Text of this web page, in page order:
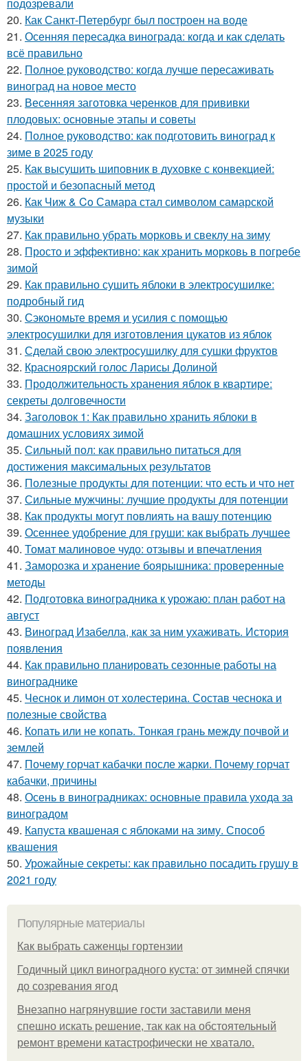
подозревали
20. Как Санкт-Петербург был построен на воде
21. Осенняя пересадка винограда: когда и как сделать
всё правильно
22. Полное руководство: когда лучше пересаживать
виноград на новое место
23. Весенняя заготовка черенков для прививки
плодовых: основные этапы и советы
24. Полное руководство: как подготовить виноград к
зиме в 2025 году
25. Как высушить шиповник в духовке с конвекцией:
простой и безопасный метод
26. Как Чиж & Co Самара стал символом самарской
музыки
27. Как правильно убрать морковь и свеклу на зиму
28. Просто и эффективно: как хранить морковь в погребе
зимой
29. Как правильно сушить яблоки в электросушилке:
подробный гид
30. Сэкономьте время и усилия с помощью
электросушилки для изготовления цукатов из яблок
31. Сделай свою электросушилку для сушки фруктов
32. Красноярский голос Ларисы Долиной
33. Продолжительность хранения яблок в квартире:
секреты долговечности
34. Заголовок 1: Как правильно хранить яблоки в
домашних условиях зимой
35. Сильный пол: как правильно питаться для
достижения максимальных результатов
36. Полезные продукты для потенции: что есть и что нет
37. Сильные мужчины: лучшие продукты для потенции
38. Как продукты могут повлиять на вашу потенцию
39. Осеннее удобрение для груши: как выбрать лучшее
40. Томат малиновое чудо: отзывы и впечатления
41. Заморозка и хранение боярышника: проверенные
методы
42. Подготовка виноградника к урожаю: план работ на
август
43. Виноград Изабелла, как за ним ухаживать. История
появления
44. Как правильно планировать сезонные работы на
винограднике
45. Чеснок и лимон от холестерина. Состав чеснока и
полезные свойства
46. Копать или не копать. Тонкая грань между почвой и
землей
47. Почему горчат кабачки после жарки. Почему горчат
кабачки, причины
48. Осень в виноградниках: основные правила ухода за
виноградом
49. Капуста квашеная с яблоками на зиму. Способ
квашения
50. Урожайные секреты: как правильно посадить грушу в
2021 году
Популярные материалы
Как выбрать саженцы гортензии
Годичный цикл виноградного куста: от зимней спячки
до созревания ягод
Внезапно нагрянувшие гости заставили меня
спешно искать решение, так как на обстоятельный
ремонт времени катастрофически не хватало.